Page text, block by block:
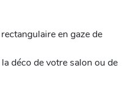
en gaze de
déco de votre salon ou de